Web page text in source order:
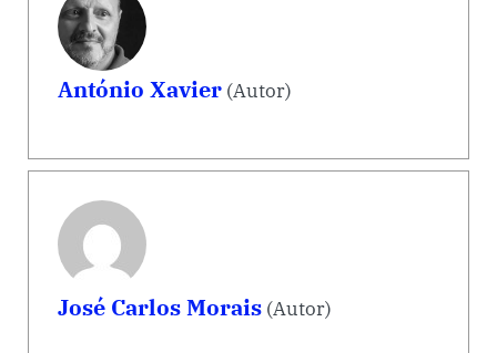
António Xavier(Autor)
José Carlos Morais(Autor)